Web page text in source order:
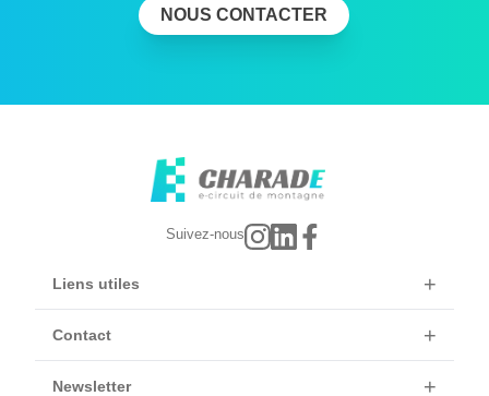
NOUS CONTACTER
Suivez-nous
Liens utiles +
Accueil
Evénements
Contact +
Circuit de Charade
Rond-point de Manson
Newsletter +